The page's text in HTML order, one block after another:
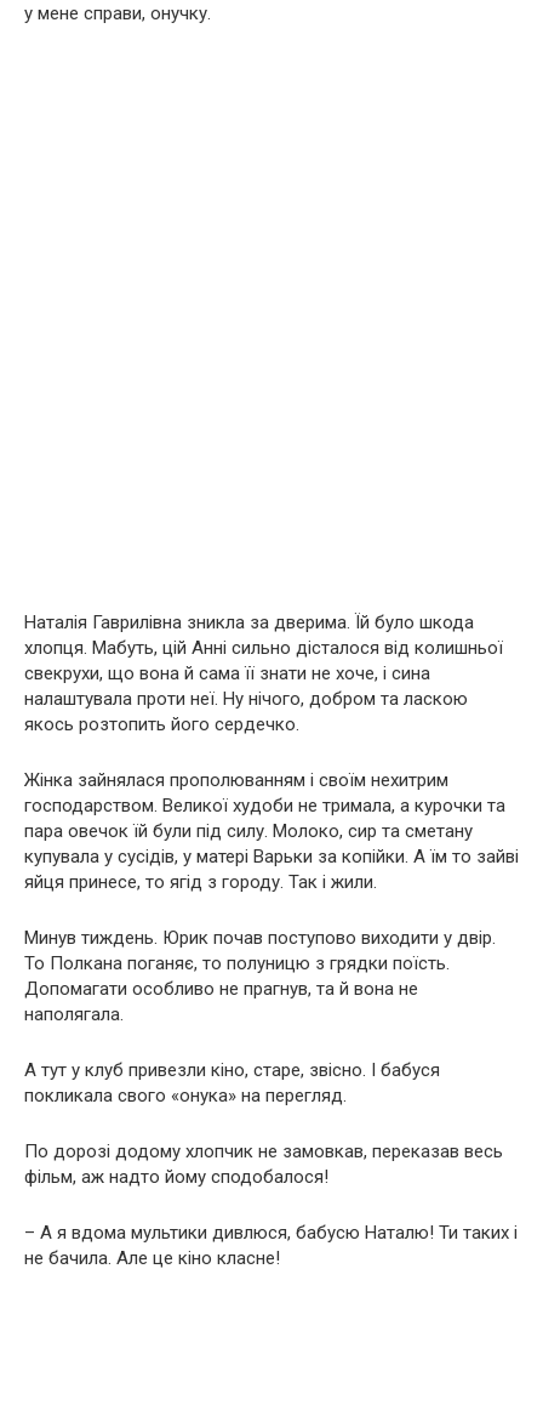
у мене справи, онучку.
Наталія Гаврилівна зникла за дверима. Їй було шкода
хлопця. Мабуть, цій Анні сильно дісталося від колишньої
свекрухи, що вона й сама її знати не хоче, і сина
налаштувала проти неї. Ну нічого, добром та ласкою
якось розтопить його сердечко.
Жінка зайнялася прополюванням і своїм нехитрим
господарством. Великої худоби не тримала, а курочки та
пара овечок їй були під силу. Молоко, сир та сметану
купувала у сусідів, у матері Варьки за копійки. А їм то зайві
яйця принесе, то ягід з городу. Так і жили.
Минув тиждень. Юрик почав поступово виходити у двір.
То Полкана поганяє, то полуницю з грядки поїсть.
Допомагати особливо не прагнув, та й вона не
наполягала.
А тут у клуб привезли кіно, старе, звісно. І бабуся
покликала свого «онука» на перегляд.
По дорозі додому хлопчик не замовкав, переказав весь
фільм, аж надто йому сподобалося!
– А я вдома мультики дивлюся, бабусю Наталю! Ти таких і
не бачила. Але це кіно класне!